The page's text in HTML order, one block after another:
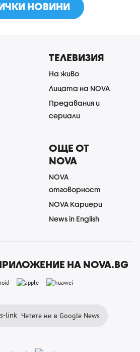
НОВИНИ
ТЕЛЕВИЗИЯ
На живо
Лицата на NOVA
Предавания и
сериали
ОЩЕ ОТ
NOVA
NOVA
отговорност
NOVA Кариери
News in English
НА NOVA.BG
Четете ни в Google News